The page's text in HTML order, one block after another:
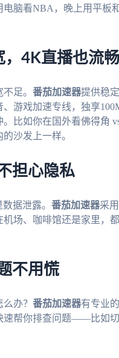
脑看NBA，晚上用平板
，4K直播也流畅
足。 番茄加速器提供稳
、游戏加速专线，独享
比如你在国外看佛得角
沙发上一样。
担心隐私
据泄露。 番茄加速器采
场、咖啡馆还是家里，
不用慌
办？ 番茄加速器有专业
速帮你排查问题——比如